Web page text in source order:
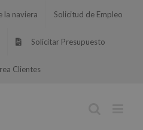
la naviera Solicitud de Empleo
Solicitar Presupuesto
Clientes